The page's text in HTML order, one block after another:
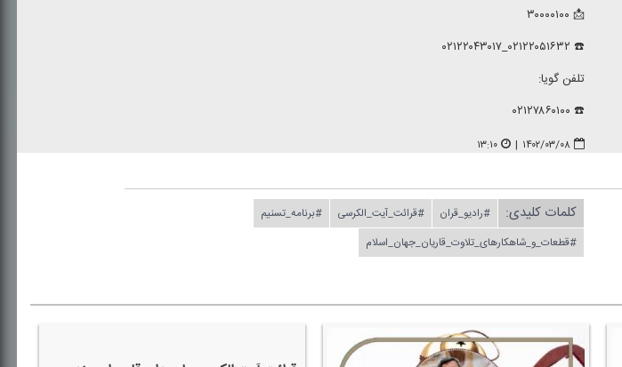
📩 ۳۰۰۰۰۱۰۰
☎️ ۰۲۱۲۲۰۵۱۶۳۲_۰۲۱۲۲۰۴۳۰۱۷
تلفن گویا:
☎️ ۰۲۱۲۷۸۶۰۱۰۰
۱۴۰۲/۰۳/۰۸ | ۱۳:۱۰
کلمات کلیدی: #رادیو_قران #قرائت_آیت_الكرسی
#برنامه_تسنیم
#قطعات_و_شاهكارهای_تلاوت_قاریان_جهان_اسلام